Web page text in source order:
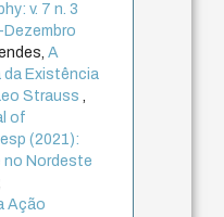
v. 7 n. 3
A
da Existência
Strauss,
of
(2021):
no Nordeste
Ação